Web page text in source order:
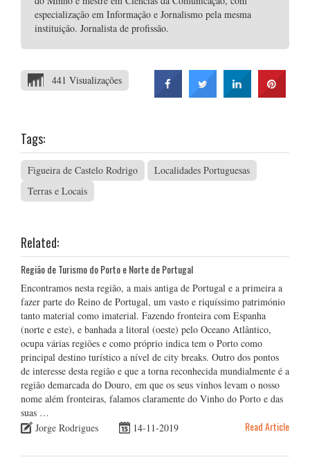
especialização em Informação e Jornalismo pela mesma
instituição. Jornalista de profissão.
441 Visualizações
Tags:
Figueira de Castelo Rodrigo
Localidades Portuguesas
Terras e Locais
Related:
Região de Turismo do Porto e Norte de Portugal
Encontramos nesta região, a mais antiga de Portugal e a primeira a
fazer parte do Reino de Portugal, um vasto e riquíssimo património
tanto material como imaterial. Fazendo fronteira com Espanha
(norte e este), e banhada a litoral (oeste) pelo Oceano Atlântico,
ocupa várias regiões e como próprio indica tem o Porto como
principal destino turístico a nível de city breaks. Outro dos pontos
de interesse desta região e que a torna reconhecida mundialmente é a
região demarcada do Douro, em que os seus vinhos levam o nosso
nome além fronteiras, falamos claramente do Vinho do Porto e das
suas …
Jorge Rodrigues
14-11-2019 Read Article